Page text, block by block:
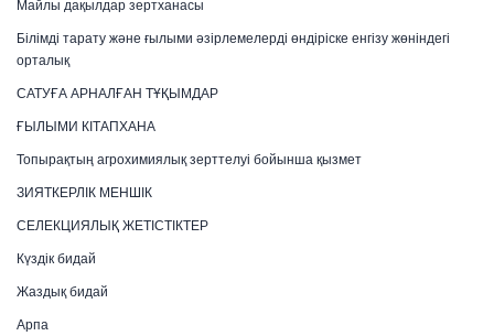
Майлы дақылдар зертханасы
Білімді тарату және ғылыми әзірлемелерді өндіріске енгізу жөніндегі
орталық
САТУҒА АРНАЛҒАН ТҰҚЫМДАР
ҒЫЛЫМИ КІТАПХАНА
Топырақтың агрохимиялық зерттелуі бойынша қызмет
ЗИЯТКЕРЛІК МЕНШІК
СЕЛЕКЦИЯЛЫҚ ЖЕТІСТІКТЕР
Күздік бидай
Жаздық бидай
Арпа